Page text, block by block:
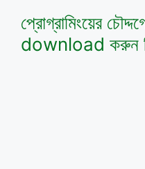
প্রোগ্রামিংয়ের
download করুন